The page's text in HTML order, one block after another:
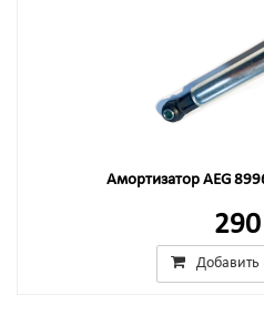
Амортизатор AEG
Добавить